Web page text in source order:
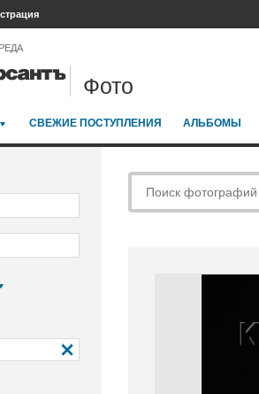
Фото
СВЕЖИЕ ПОСТУПЛЕНИЯ АЛЬБОМЫ